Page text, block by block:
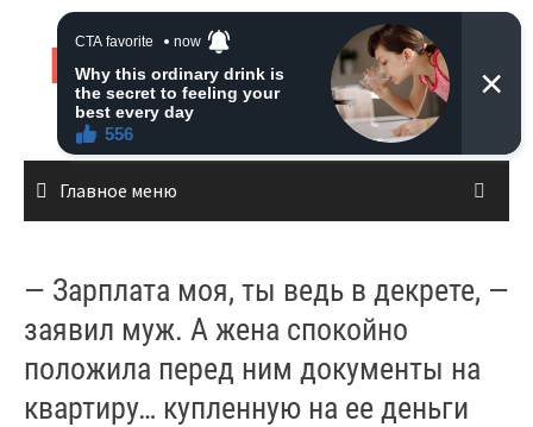
Перейти
содержимому
Live News
Главное меню
— Зарплата моя, ты ведь в декрете, —
заявил муж. А жена спокойно
положила перед ним документы на
квартиру… купленную на ее деньги